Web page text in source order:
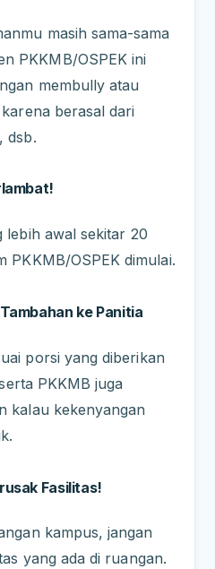
masih sama-sama
PKKMB/OSPEK ini
membully atau
berasal dari
dsb.
lebih awal sekitar 20
PKKMB/OSPEK dimulai.
ke Panitia
porsi yang diberikan
PKKMB juga
kalau kekenyangan
Fasilitas!
kampus, jangan
yang ada di ruangan.